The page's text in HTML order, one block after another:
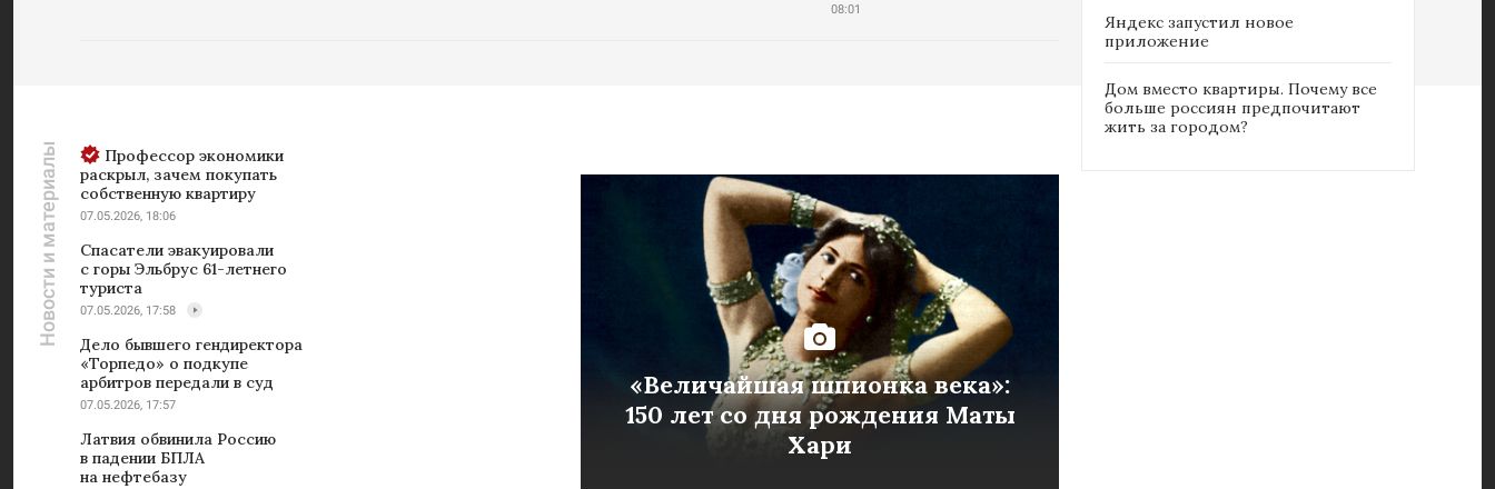
08:01
Новости и материалы
Профессор экономики
раскрыл, зачем покупать
собственную квартиру
07.05.2026, 18:06
Спасатели эвакуировали
с горы Эльбрус 61-летнего
туриста
07.05.2026, 17:58
Дело бывшего гендиректора
«Торпедо» о подкупе
арбитров передали в суд
07.05.2026, 17:57
Латвия обвинила Россию
в падении БПЛА
на нефтебазу
«Величайшая шпионка века»:
150 лет со дня рождения Маты
Хари
Яндекс запустил новое
приложение
Дом вместо квартиры. Почему все
больше россиян предпочитают
жить за городом?